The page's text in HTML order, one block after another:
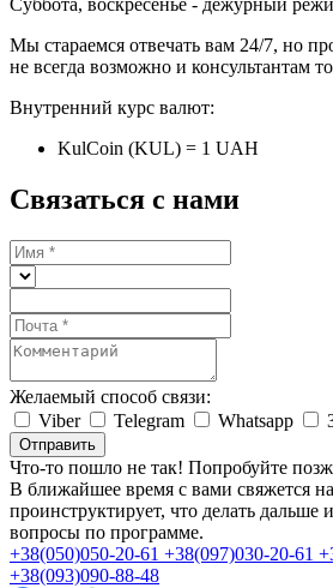
Суббота, воскресенье - дежурный
Мы стараемся отвечать вам 24/7, но
не всегда возможно и консультантам
Внутренний курс валют:
KulCoin (KUL) = 1 UAH
Связаться с нами
Желаемый способ связи:
Viber
Telegram Whatsapp
Отправить
Что-то пошло не так! Попробуйте
В ближайшее время с вами свяжется
проинструктирует, что делать дальше
вопросы по программе.
+38(050)050-20-61 +38(097)030-20-61
+38(093)090-88-48